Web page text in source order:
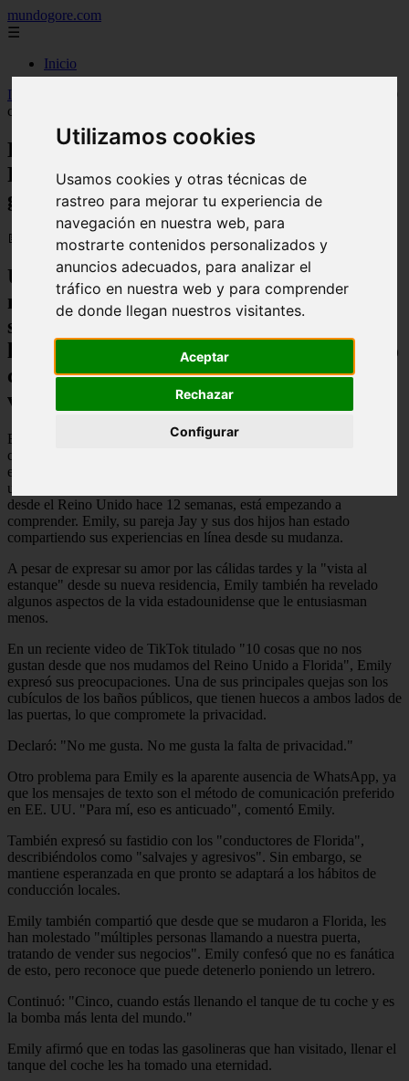
Utilizamos cookies
Usamos cookies y otras técnicas de
rastreo para mejorar tu experiencia de
navegación en nuestra web, para
mostrarte contenidos personalizados y
anuncios adecuados, para analizar el
tráfico en nuestra web y para comprender
de donde llegan nuestros visitantes.
Aceptar
Rechazar
Configurar
mundogore.com
☰
Inicio
Inicio
cosas que no le gustan de su nueva vida
Británica que se mudó con su familia a
Florida comparte 10 cosas que no le
gustan de su nueva vida
📅 13/10/2025
Una familia británica de cuatro
miembros que se mudó a Florida hace 12
semanas ha compartido las cosas que no
les gustan de vivir en EE. UU., incluyendo
conductores "agresivos" y "serpientes
venenosas"
Es comprensible que cuando la gente se muda al otro lado del
charco haya ciertas cosas que eche de menos de su hogar, incluso si
está disfrutando de sumergirse en la cultura. Esta es la realidad que
una familia británica de cuatro miembros, que se trasladó a Florida
desde el Reino Unido hace 12 semanas, está empezando a
comprender. Emily, su pareja Jay y sus dos hijos han estado
compartiendo sus experiencias en línea desde su mudanza.
A pesar de expresar su amor por las cálidas tardes y la "vista al
estanque" desde su nueva residencia, Emily también ha revelado
algunos aspectos de la vida estadounidense que le entusiasman
menos.
En un reciente video de TikTok titulado "10 cosas que no nos
gustan desde que nos mudamos del Reino Unido a Florida", Emily
expresó sus preocupaciones. Una de sus principales quejas son los
cubículos de los baños públicos, que tienen huecos a ambos lados de
las puertas, lo que compromete la privacidad.
Declaró: "No me gusta. No me gusta la falta de privacidad."
Otro problema para Emily es la aparente ausencia de WhatsApp, ya
que los mensajes de texto son el método de comunicación preferido
en EE. UU. "Para mí, eso es anticuado", comentó Emily.
También expresó su fastidio con los "conductores de Florida",
describiéndolos como "salvajes y agresivos". Sin embargo, se
mantiene esperanzada en que pronto se adaptará a los hábitos de
conducción locales.
Emily también compartió que desde que se mudaron a Florida, les
han molestado "múltiples personas llamando a nuestra puerta,
tratando de vender sus negocios". Emily confesó que no es fanática
de esto, pero reconoce que puede detenerlo poniendo un letrero.
Continuó: "Cinco, cuando estás llenando el tanque de tu coche y es
la bomba más lenta del mundo."
Emily afirmó que en todas las gasolineras que han visitado, llenar el
tanque del coche les ha tomado una eternidad.